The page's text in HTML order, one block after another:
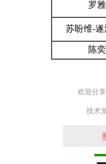
罗
苏盼维-
陈
欢迎分
技术